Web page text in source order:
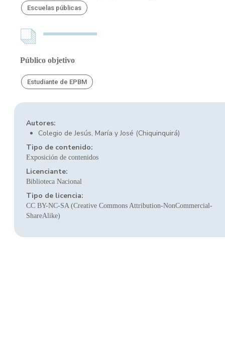
Escuelas públicas
Público objetivo
Estudiante de EPBM
Autores:
Colegio de Jesús, María y José (Chiquinquirá)
Tipo de contenido:
Exposición de contenidos
Licenciante:
Biblioteca Nacional
Tipo de licencia:
CC BY-NC-SA (Creative Commons Attribution-NonCommercial-
ShareAlike)